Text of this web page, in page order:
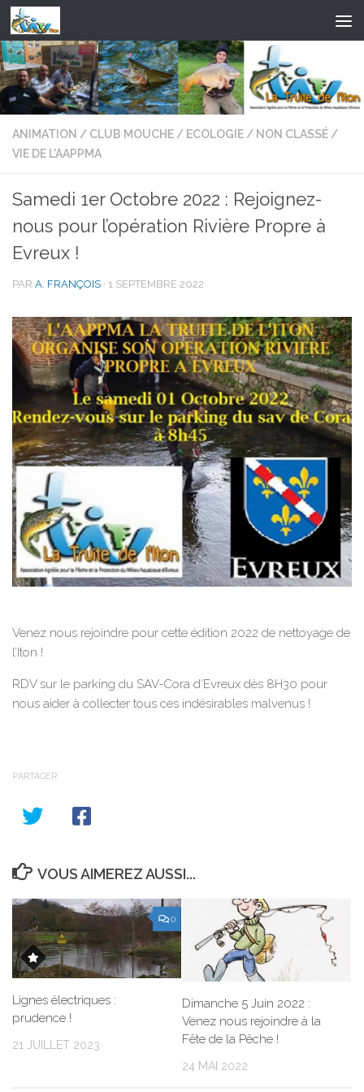
Skip to content
ANIMATION / CLUB MOUCHE / ECOLOGIE / NON CLASSÉ /
VIE DE L'AAPPMA
Samedi 1er Octobre 2022 : Rejoignez-
nous pour l’opération Rivière Propre à
Evreux !
PAR A. FRANÇOIS · 1 SEPTEMBRE 2022
Venez nous rejoindre pour cette édition 2022 de nettoyage de
l’Iton !
RDV sur le parking du SAV-Cora d’Evreux dès 8H30 pour
nous aider à collecter tous ces indésirables malvenus !
PARTAGER
VOUS AIMEREZ AUSSI...
0
Lignes électriques :
prudence !
21 JUILLET 2023
Dimanche 5 Juin 2022 :
Venez nous rejoindre à la
Fête de la Pêche !
24 MAI 2022